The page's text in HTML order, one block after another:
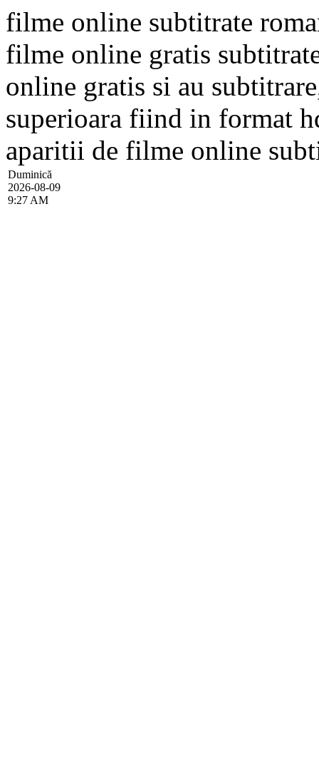
filme online subtitrate
filme online gratis
online gratis si au
superioara fiind in format
aparitii de filme online
Duminică
2026-08-09
9:27 AM